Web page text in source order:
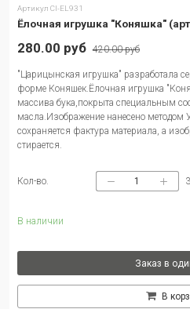
Артикул CI-EL931
Ёлочная игрушка "Коняшка"
В наличии
280.00 руб 420.00 руб
"Царицынская игрушка" разработала
форме Коняшек.Ёлочная игрушка
массива бука,покрыта специальным
масла.Изображение нанесено методом
сохраняется фактура материала, а
стирается.
Кол-во.
Заказ в
В